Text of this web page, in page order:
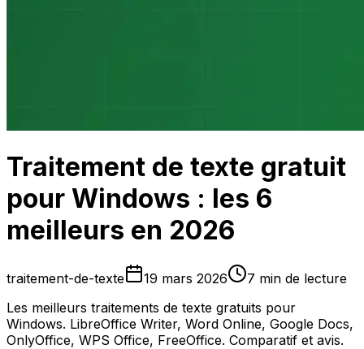
Traitement de texte gratuit
pour Windows : les 6
meilleurs en 2026
traitement-de-texte 19 mars 2026
7 min de lecture
Les meilleurs traitements de texte gratuits pour
Windows. LibreOffice Writer, Word Online, Google Docs,
OnlyOffice, WPS Office, FreeOffice. Comparatif et avis.